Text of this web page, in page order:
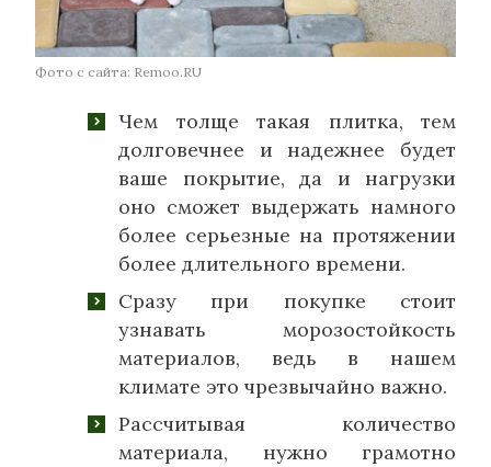
Фото с сайта: Remoo.RU
Чем толще такая плитка, тем
долговечнее и надежнее будет
ваше покрытие, да и нагрузки
оно сможет выдержать намного
более серьезные на протяжении
более длительного времени.
Сразу при покупке стоит
узнавать морозостойкость
материалов, ведь в нашем
климате это чрезвычайно важно.
Рассчитывая количество
материала, нужно грамотно